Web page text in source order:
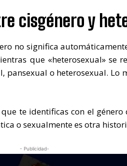
cisgénero y
no significa
que «heterosexual» se
pansexual o heterosexual. Lo
te identificas con el
o sexualmente es otra
- Publicidad-